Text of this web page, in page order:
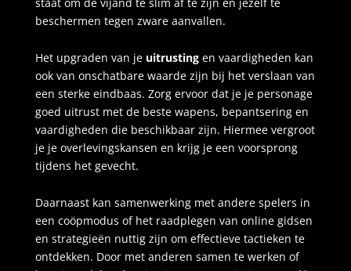
beschermen tegen zware aanvallen.
Het upgraden van je uitrustingen vaardigheden kan
ook van onschatbare waarde zijn bij het verslaan van
een sterke eindbaas. Zorg ervoor dat je je personage
goed uitrust met de beste wapens, bepantsering en
vaardigheden die beschikbaar zijn. Hiermee vergroot
je je overlevingskansen en krijg je een voorsprong
tijdens het gevecht.
Daarnaast kan samenwerking met andere spelers in
een coöpmodus of het raadplegen van online gidsen
en strategieën nuttig zijn om effectieve tactieken te
ontdekken. Door met anderen samen te werken of